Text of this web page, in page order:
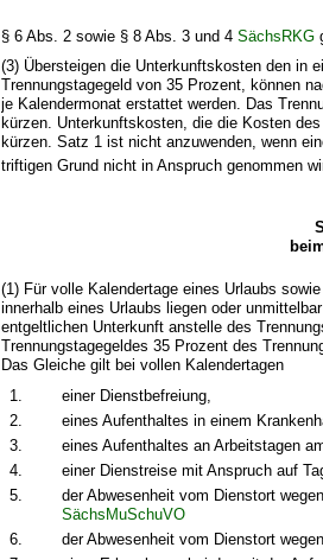
§ 6 Abs. 2 sowie § 8 Abs. 3 und 4SächsRKG
(3) Übersteigen die Unterkunftskosten den in
Trennungstagegeld von 35 Prozent, können
je Kalendermonat erstattet werden. Das
kürzen. Unterkunftskosten, die die Kosten
kürzen. Satz 1 ist nicht anzuwenden, wenn
triftigen Grund nicht in Anspruch genommen
(1) Für volle Kalendertage eines Urlaubs
innerhalb eines Urlaubs liegen oder
entgeltlichen Unterkunft anstelle des
Trennungstagegeldes 35 Prozent des
Das Gleiche gilt bei vollen Kalendertagen
1.
einer Dienstbefreiung,
2.
eines Aufenthaltes in einem
3.
eines Aufenthaltes an Arbeitstagen
4.
einer Dienstreise mit Anspruch auf
5.
der Abwesenheit vom Dienstort
SächsMuSchuVO
6.
der Abwesenheit vom Dienstort